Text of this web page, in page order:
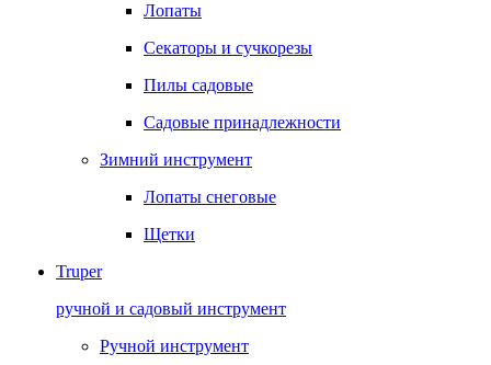
Лопаты
Секаторы и сучкорезы
Пилы садовые
Садовые принадлежности
Зимний инструмент
Лопаты снеговые
Щетки
Truper
ручной и садовый инструмент
Ручной инструмент